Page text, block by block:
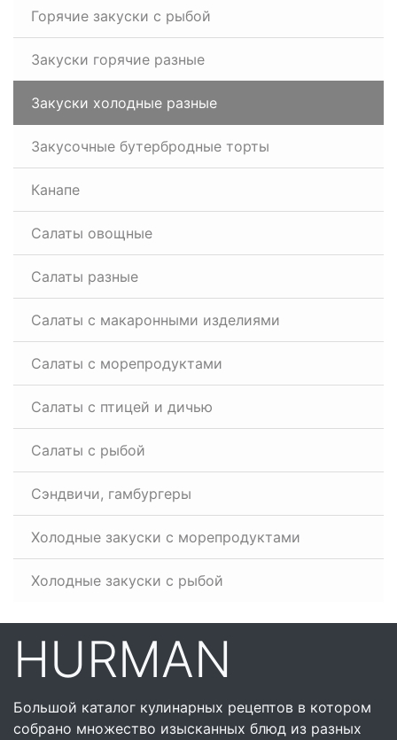
Горячие закуски с рыбой
Закуски горячие разные
Закуски холодные разные
Закусочные бутербродные торты
Канапе
Салаты овощные
Салаты разные
Салаты с макаронными изделиями
Салаты с морепродуктами
Салаты с птицей и дичью
Салаты с рыбой
Сэндвичи, гамбургеры
Холодные закуски с морепродуктами
Холодные закуски с рыбой
HURMAN
Большой каталог кулинарных рецептов в котором
собрано множество изысканных блюд из разных